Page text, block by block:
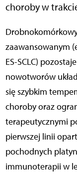
choroby w
Drobnokomórkowy rak płuca w stadium
zaawansowanym
ES-SCLC)
nowotworów
się szybkim
choroby oraz
terapeutycznymi
pierwszej linii
pochodnych
immunoterapii w